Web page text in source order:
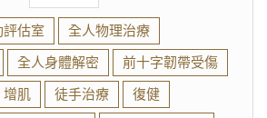
估室
全人物理治療
全人身體解密
前十字韌帶受傷
增肌 徒手治療 復健